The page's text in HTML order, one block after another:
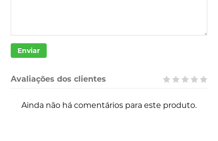
Enviar
Avaliações dos clientes
Ainda não há comentários para este produto.